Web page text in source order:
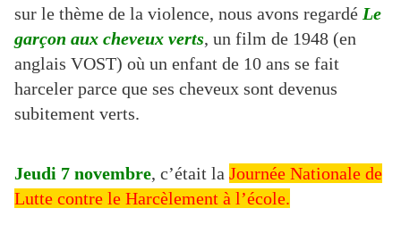
sur le thème de la violence, nous avons regardé Le
garçon aux cheveux verts, un film de 1948 (en
anglais VOST) où un enfant de 10 ans se fait
harceler parce que ses cheveux sont devenus
subitement verts.
Jeudi 7 novembre, c’était la Journée Nationale de
Lutte contre le Harcèlement à l’école.